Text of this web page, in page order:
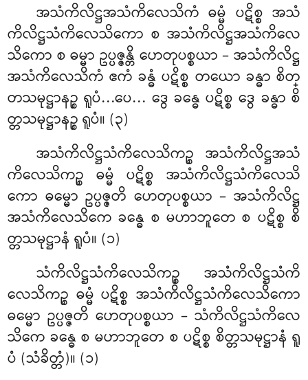
အသံကိလိဋ္ဌအသံကိလေသိကံဓမ္မံ ပဋိစ္စ အသံ
ကိလိဋ္ဌသံကိလေသိကော စ အသံကိလိဋ္ဌအသံကိလေ
သိကော စ ဓမ္မာ ဥပ္ပဇ္ဇန္တိ ဟေတုပစ္စယာ – အသံကိလိဋ္ဌ
အသံကိလေသိကံ ဧကံ ခန္ဓံ ပဋိစ္စ တယော ခန္ဓာ စိတ္
တသမုဋ္ဌာနဉ္စ ရူပံ…ပေ… ဒွေ ခန္ဓေ ပဋိစ္စ ဒွေ ခန္ဓာ စိ
တ္တသမုဋ္ဌာနဉ္စ ရူပံ။ (၃)
အသံကိလိဋ္ဌသံကိလေသိကဉ္စ အသံကိလိဋ္ဌအသံ
ကိလေသိကဉ္စ ဓမ္မံ ပဋိစ္စ အသံကိလိဋ္ဌသံကိလေသိ
ကော ဓမ္မော ဥပ္ပဇ္ဇတိ ဟေတုပစ္စယာ – အသံကိလိဋ္ဌ
အသံကိလေသိကေ ခန္ဓေ စ မဟာဘူတေ စ ပဋိစ္စ စိ
တ္တသမုဋ္ဌာနံ ရူပံ။ (၁)
သံကိလိဋ္ဌသံကိလေသိကဉ္စ အသံကိလိဋ္ဌသံကိ
လေသိကဉ္စ ဓမ္မံ ပဋိစ္စ အသံကိလိဋ္ဌသံကိလေသိကော
ဓမ္မော ဥပ္ပဇ္ဇတိ ဟေတုပစ္စယာ – သံကိလိဋ္ဌသံကိလေ
သိကေ ခန္ဓေ စ မဟာဘူတေ စ ပဋိစ္စ စိတ္တသမုဋ္ဌာနံ ရူ
ပံ (သံခိတ္တံ)။ (၁)